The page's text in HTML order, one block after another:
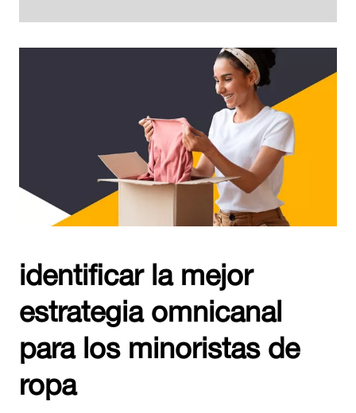
identificar la mejor
estrategia omnicanal
para los minoristas de
ropa